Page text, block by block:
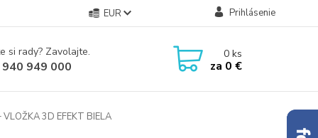
EUR Prihlásenie
si rady? Zavolajte.
949 000
0ks
za 0 €
3D EFEKT BIELA